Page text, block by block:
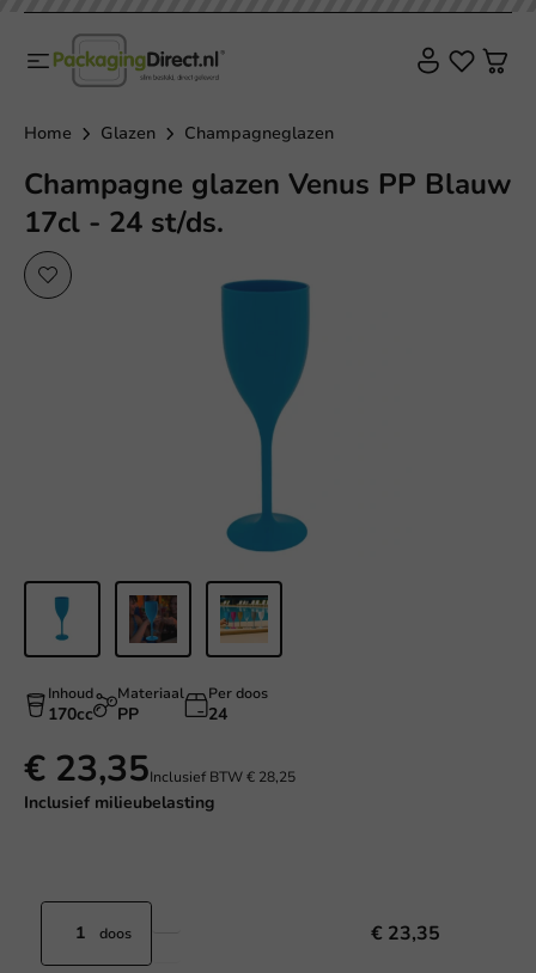
Home Glazen Champagneglazen
Champagne glazen Venus PP Blauw
17cl - 24 st/ds.
Inhoud
170cc
Materiaal
PP
Per doos
24
€ 23,35Inclusief BTW€ 28,25
Inclusief milieubelasting
doos € 23,35